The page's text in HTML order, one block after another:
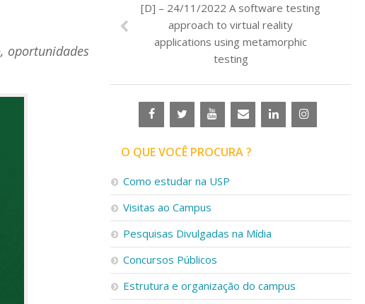
oportunidades
[D] – 24/11/2022 A software testing
approach to virtual reality
applications using metamorphic
testing
O QUE VOCÊ PROCURA ?
Como estudar na USP
Visitas ao Campus
Pesquisas Divulgadas na Mídia
Concursos Públicos
Estrutura e organização do campus